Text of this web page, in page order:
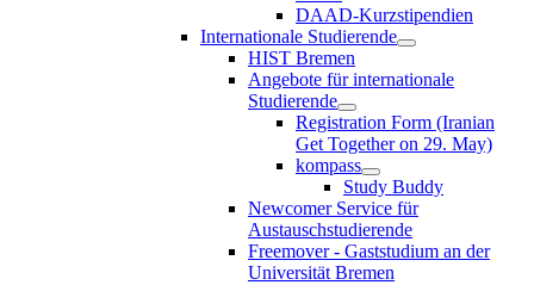
DAAD-Kurzstipendien
Internationale Studierende
HIST Bremen
Angebote für internationale
Studierende
Registration Form (Iranian
Get Together on 29. May)
kompass
Study Buddy
Newcomer Service für
Austauschstudierende
Freemover - Gaststudium an der
Universität Bremen